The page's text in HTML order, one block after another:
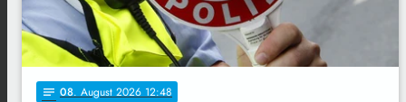
notes 08. August 2026 12:48